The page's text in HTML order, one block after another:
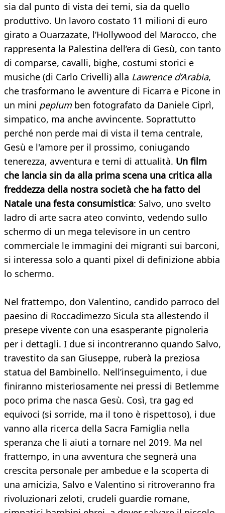
sia dal punto di vista dei temi, sia da quello
produttivo. Un lavoro costato 11 milioni di euro
girato a Ouarzazate, l’Hollywood del Marocco, che
rappresenta la Palestina dell’era di Gesù, con tanto
di comparse, cavalli, bighe, costumi storici e
musiche (di Carlo Crivelli) alla Lawrence d’Arabia,
che trasformano le avventure di Ficarra e Picone in
un mini peplum ben fotografato da Daniele Ciprì,
simpatico, ma anche avvincente. Soprattutto
perché non perde mai di vista il tema centrale,
Gesù e l'amore per il prossimo, coniugando
tenerezza, avventura e temi di attualità. Un film
che lancia sin da alla prima scena una critica alla
freddezza della nostra società che ha fatto del
Natale una festa consumistica: Salvo, uno svelto
ladro di arte sacra ateo convinto, vedendo sullo
schermo di un mega televisore in un centro
commerciale le immagini dei migranti sui barconi,
si interessa solo a quanti pixel di definizione abbia
lo schermo.
Nel frattempo, don Valentino, candido parroco del
paesino di Roccadimezzo Sicula sta allestendo il
presepe vivente con una esasperante pignoleria
per i dettagli. I due si incontreranno quando Salvo,
travestito da san Giuseppe, ruberà la preziosa
statua del Bambinello. Nell’inseguimento, i due
finiranno misteriosamente nei pressi di Betlemme
poco prima che nasca Gesù. Così, tra gag ed
equivoci (si sorride, ma il tono è rispettoso), i due
vanno alla ricerca della Sacra Famiglia nella
speranza che li aiuti a tornare nel 2019. Ma nel
frattempo, in una avventura che segnerà una
crescita personale per ambedue e la scoperta di
una amicizia, Salvo e Valentino si ritroveranno fra
rivoluzionari zeloti, crudeli guardie romane,